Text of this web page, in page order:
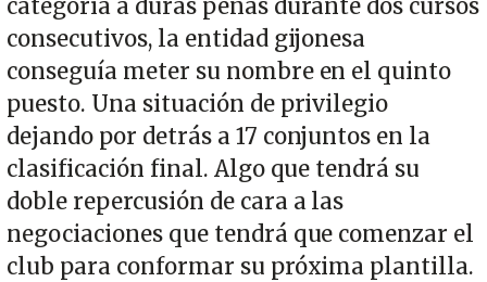
categoría a duras penas durante dos cursos
consecutivos, la entidad gijonesa
conseguía meter su nombre en el quinto
puesto. Una situación de privilegio
dejando por detrás a 17 conjuntos en la
clasificación final. Algo que tendrá su
doble repercusión de cara a las
negociaciones que tendrá que comenzar el
club para conformar su próxima plantilla.